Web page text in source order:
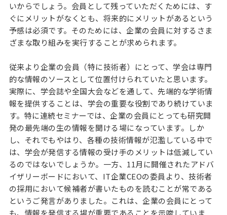
いからでしょう。会員として残っていただくためには、す
ぐにメリットがなくとも、将来的にメリットがあるという
予感は必須です。そのためには、企業の会員に対するさま
ざまな取り組みを実行することが求められます。
従来より企業の会員（特に技術者）にとって、学会は専門
的な情報のソースとして位置付けられていたと思います。
実際に、学会誌や全国大会などを通して、先端的な学術情
報を提供することは、学会の重要な役割であり続けていま
す。特に連続セミナーでは、企業の会員にとっても研究開
発の最先端の生の情報を聞ける場になっています。しか
し、それでもやはり、各種の技術情報が氾濫している中で
は、学会が発信する情報の受け手のメリットは低減してい
るのではないでしょうか。一方、11月に開催されたアドバ
イザリーボードにおいて、IT企業CEOの委員より、技術者
の採用において候補者が書いたものを読むことが常である
というご発言がありました。これは、企業の会員にとって
も、情報を発信する場が重要であることを示唆していま